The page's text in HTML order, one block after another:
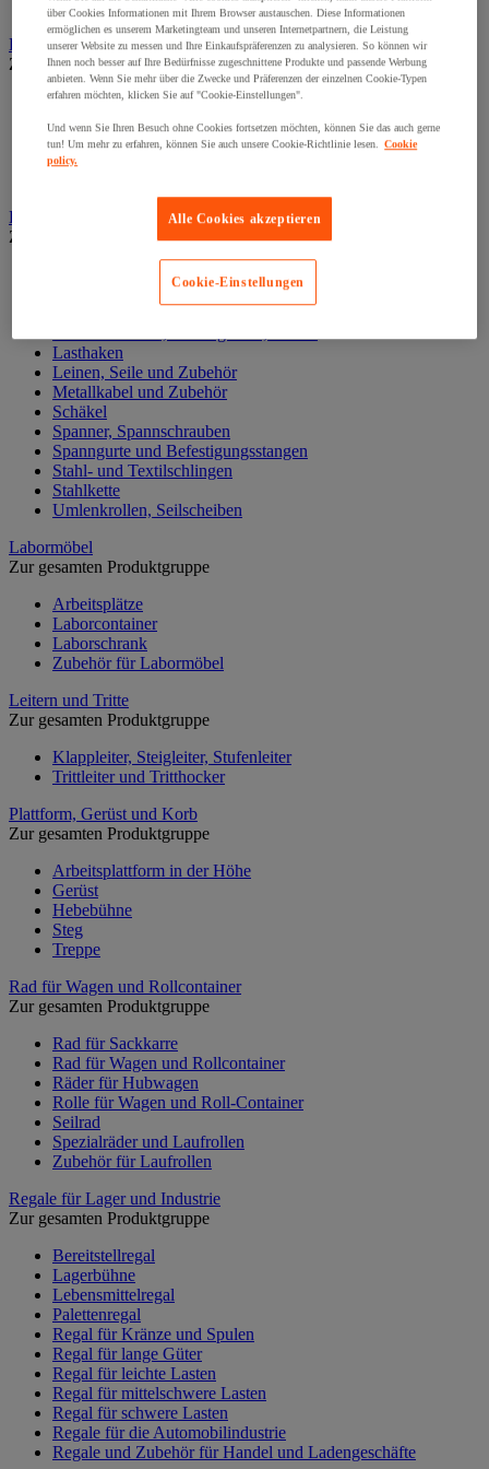
Zylinder
Hubwagen
Zur gesamten Produktgruppe
Elektrischer Gabelstapler
Hub-Gabelstapler
Hubwagen mit Waage
Manueller Hubwagen
Ketten und Schlingen zum Heben
Zur gesamten Produktgruppe
Hebeösen und Hubringe
Lasthaken
Leinen, Seile und Zubehör
Metallkabel und Zubehör
Schäkel
Spanner, Spannschrauben
Spanngurte und Befestigungsstangen
Stahl- und Textilschlingen
Stahlkette
Umlenkrollen, Seilscheiben
Labormöbel
Zur gesamten Produktgruppe
Arbeitsplätze
Laborcontainer
Laborschrank
Zubehör für Labormöbel
Leitern und Tritte
Zur gesamten Produktgruppe
Klappleiter, Steigleiter, Stufenleiter
Trittleiter und Tritthocker
Plattform, Gerüst und Korb
Zur gesamten Produktgruppe
Arbeitsplattform in der Höhe
Gerüst
Hebebühne
Steg
Treppe
Rad für Wagen und Rollcontainer
Zur gesamten Produktgruppe
Rad für Sackkarre
Rad für Wagen und Rollcontainer
Räder für Hubwagen
Rolle für Wagen und Roll-Container
Seilrad
Spezialräder und Laufrollen
Zubehör für Laufrollen
Regale für Lager und Industrie
Zur gesamten Produktgruppe
Bereitstellregal
Lagerbühne
Lebensmittelregal
Palettenregal
Regal für Kränze und Spulen
Regal für lange Güter
Regal für leichte Lasten
Regal für mittelschwere Lasten
Regal für schwere Lasten
Regale für die Automobilindustrie
Regale und Zubehör für Handel und Ladengeschäfte
über Cookies Informationen mit Ihrem Browser austauschen. Diese Informationen
ermöglichen es unserem Marketingteam und unseren Internetpartnern, die Leistung
unserer Website zu messen und Ihre Einkaufspräferenzen zu analysieren. So können wir
Ihnen noch besser auf Ihre Bedürfnisse zugeschnittene Produkte und passende Werbung
anbieten. Wenn Sie mehr über die Zwecke und Präferenzen der einzelnen Cookie-Typen
erfahren möchten, klicken Sie auf "Cookie-Einstellungen".
Und wenn Sie Ihren Besuch ohne Cookies fortsetzen möchten, können Sie das auch gerne
tun! Um mehr zu erfahren, können Sie auch unsere Cookie-Richtlinie lesen. Cookie
policy.
Alle Cookies akzeptieren
Cookie-Einstellungen